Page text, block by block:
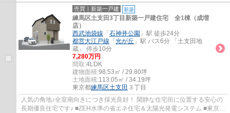
する制振装置「SAFE365」を搭載
売買｜新築一戸建 新築
練馬区土支田3丁目新築一戸建住宅 全1棟（成増
店）
西武池袋線 「 石神井公園 」駅 徒歩24分
都営大江戸線 「 光が丘 」駅 バス6分 「土支田地
蔵」 停歩10分
7,280万円
間取:4LDK
建物面積:98.53㎡ / 29.80坪
土地面積:113.05㎡ / 34.19坪
東京都練馬区土支田 ３丁目
人気の角地♪全室南向きにつき採光良好！ 閑静な住宅街に位置する安心の
長期優良住宅です♪ ■ZEH水準の省エネ住宅＆太陽光発電システム ■東京ゼ